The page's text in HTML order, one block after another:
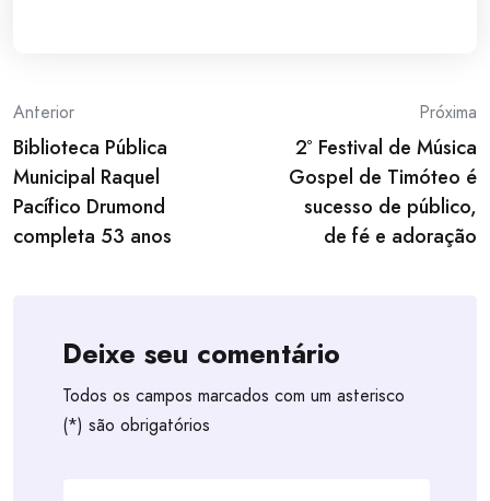
Post
navigation
Anterior
Biblioteca Pública
Municipal Raquel
Pacífico Drumond
completa 53 anos
Próxima
2º Festival de Música
Gospel de Timóteo é
sucesso de público,
de fé e adoração
Deixe seu comentário
Todos os campos marcados com um asterisco
(*) são obrigatórios